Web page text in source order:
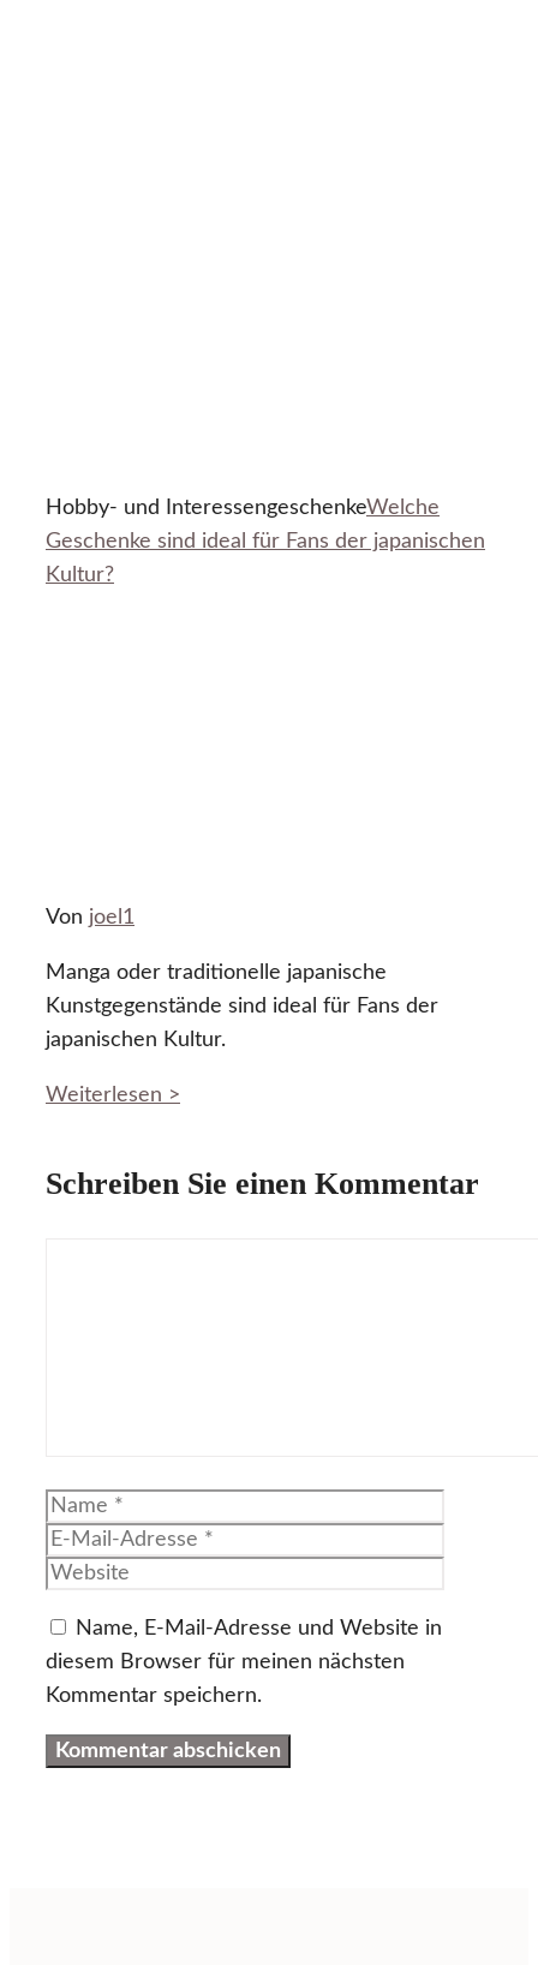
Hobby- und InteressengeschenkeWelche
Geschenke sind ideal für Fans der japanischen
Kultur?
Von joel1
Manga oder traditionelle japanische
Kunstgegenstände sind ideal für Fans der
japanischen Kultur.
Weiterlesen >
Schreiben Sie einen Kommentar
Name
Name, E-Mail-Adresse und Website in
diesem Browser für meinen nächsten
Kommentar speichern.